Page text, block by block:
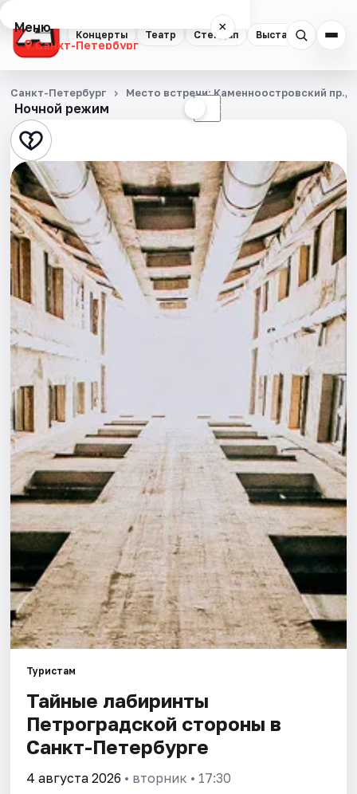
Концерты Театр Стендап Выставки
Меню ×
Санкт-Петербург
Концерты
Театр
Стендап
Выставки
Квесты
Экскурсии
Спорт
События
Города
Площадки
Артисты
Рейтинги
Ночной режим ☾
Санкт-Петербург Место встречи: Каменноостровский пр.,
Туристам
Тайные лабиринты
Петроградской стороны в
Санкт-Петербурге
4 августа 2026 • вторник • 17:30